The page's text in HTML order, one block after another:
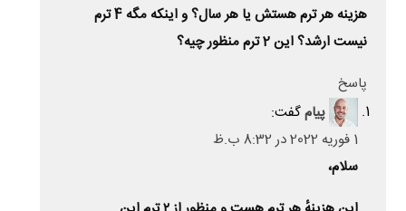
هزینه هر ترم هستش یا هر سال؟ و اینکه مگه 4 ترم
نیست ارشد؟ این 2 ترم منظور چیه؟
پاسخ
پیامگفت:
1 فوریه 2022 در 8:32 ب.ظ
سلام،